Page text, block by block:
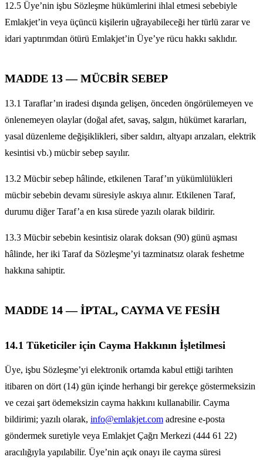
12.5 Üye’nin işbu Sözleşme hükümlerini ihlal etmesi sebebiyle
Emlakjet’in veya üçüncü kişilerin uğrayabileceği her türlü zarar ve
idari yaptırımdan ötürü Emlakjet’in Üye’ye rücu hakkı saklıdır.
MADDE 13 — MÜCBİR SEBEP
13.1 Taraflar’ın iradesi dışında gelişen, önceden öngörülemeyen ve
önlenemeyen olaylar (doğal afet, savaş, salgın, hükümet kararları,
yasal düzenleme değişiklikleri, siber saldırı, altyapı arızaları, elektrik
kesintisi vb.) mücbir sebep sayılır.
13.2 Mücbir sebep hâlinde, etkilenen Taraf’ın yükümlülükleri
mücbir sebebin devamı süresiyle askıya alınır. Etkilenen Taraf,
durumu diğer Taraf’a en kısa sürede yazılı olarak bildirir.
13.3 Mücbir sebebin kesintisiz olarak doksan (90) günü aşması
hâlinde, her iki Taraf da Sözleşme’yi tazminatsız olarak feshetme
hakkına sahiptir.
MADDE 14 — İPTAL, CAYMA VE FESİH
14.1 Tüketiciler için Cayma Hakkının İşletilmesi
Üye, işbu Sözleşme’yi elektronik ortamda kabul ettiği tarihten
itibaren on dört (14) gün içinde herhangi bir gerekçe göstermeksizin
ve cezai şart ödemeksizin cayma hakkını kullanabilir. Cayma
bildirimi; yazılı olarak, info@emlakjet.com adresine e-posta
göndermek suretiyle veya Emlakjet Çağrı Merkezi (444 61 22)
aracılığıyla yapılabilir. Üye’nin açık onayı ile cayma süresi